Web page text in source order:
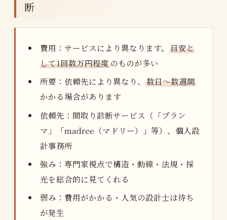
断
費用：サービスにより異なります。 目安と
して1回数万円程度のものが多い
所要：依頼先により異なり、 数日〜数週間
かかる場合があります
依頼先：間取り診断サービス（「プラン
マ」「madree（マドリー）」等）、個人設
計事務所
強み：専門家視点で構造・動線・法規・採
光を総合的に見てくれる
弱み：費用がかかる・人気の設計士は待ち
が発生